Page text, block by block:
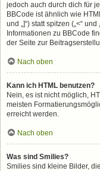
jedoch auch durch dich für
BBCode ist ähnlich wie
und „]“) statt spitzen („<“
Informationen zu BBCode
der Seite zur
Nach oben
Kann ich HTML benutzen?
Nein, es ist nicht möglich,
meisten
erreicht werden.
Nach oben
Was sind Smilies?
Smilies sind kleine Bilder,